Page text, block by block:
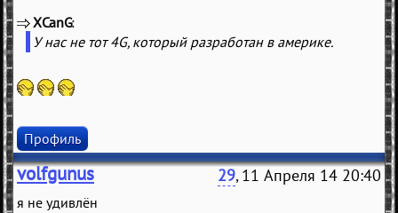
XCanG
У нас не тот 4G, который разработан в америке.
Профиль
volfgunus 29, 11 Апреля 14 20:40
я не удивлён